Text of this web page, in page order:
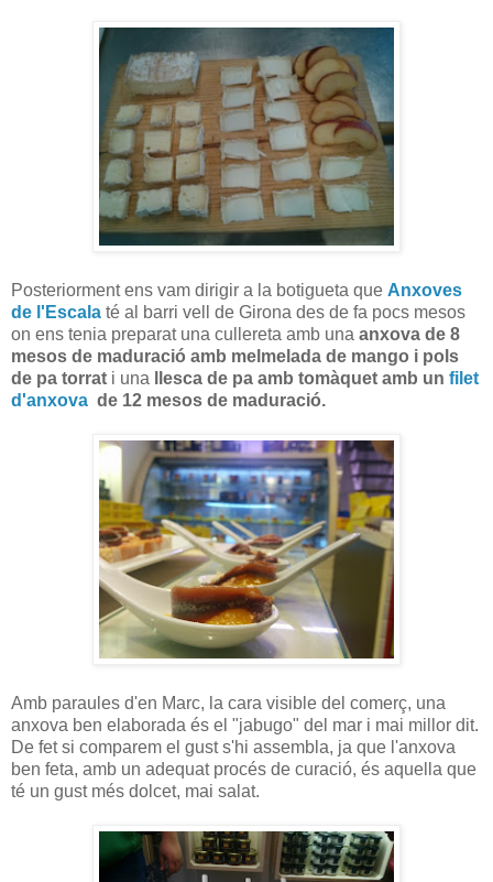
Posteriorment ens vam dirigir a la botigueta que Anxoves
de l'Escala té al barri vell de Girona des de fa pocs mesos
on ens tenia preparat una cullereta amb una anxova de 8
mesos de maduració amb melmelada de mango i pols
de pa torrat i una llesca de pa amb tomàquet amb un filet
d'anxova de 12 mesos de maduració.
Amb paraules d'en Marc, la cara visible del comerç, una
anxova ben elaborada és el "jabugo" del mar i mai millor dit.
De fet si comparem el gust s'hi assembla, ja que l'anxova
ben feta, amb un adequat procés de curació, és aquella que
té un gust més dolcet, mai salat.